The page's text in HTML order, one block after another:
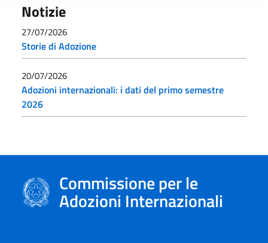
Notizie
27/07/2026
Storie di Adozione
20/07/2026
Adozioni internazionali: i dati del primo semestre
2026
Commissione per le
Adozioni Internazionali